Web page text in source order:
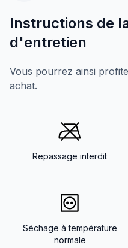
Instructions de
d'entretien
Vous pourrez ainsi
achat.
Repassage interdit
Séchage à température
normale